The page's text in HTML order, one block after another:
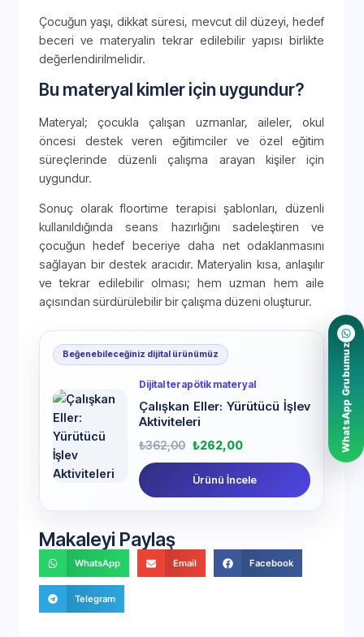
Çocuğun yaşı, dikkat süresi, mevcut dil düzeyi, hedef
beceri ve materyalin tekrar edilebilir yapısı birlikte
değerlendirilmelidir.
Bu materyal kimler için uygundur?
Materyal; çocukla çalışan uzmanlar, aileler, okul
öncesi destek veren eğitimciler ve özel eğitim
süreçlerinde düzenli çalışma arayan kişiler için
uygundur.
Sonuç olarak floortime terapisi şablonları, düzenli
kullanıldığında seans hazırlığını sadeleştiren ve
çocuğun hedef beceriye daha net odaklanmasını
sağlayan bir destek aracıdır. Materyalin kısa, anlaşılır
ve tekrar edilebilir olması; hem uzman hem aile
açısından sürdürülebilir bir çalışma düzeni oluşturur.
Beğenebileceğiniz dijital ürünümüz
Dijital terapötik materyal
Çalışkan Eller: Yürütücü İşlev
Aktiviteleri
₺362,00 ₺262,00
Ürünü İncele
Makaleyi Paylaş
WhatsApp Email Facebook
Telegram
WhatsApp Grubumuz